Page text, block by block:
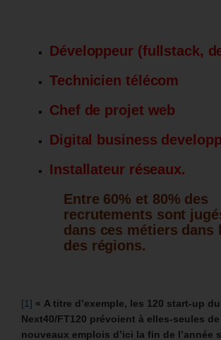
Développeur (fullstack,
Technicien télécom
Chef de projet web
Digital business
Installateur réseaux.
Entre 60% et 80% des
recrutements sont
dans ces métiers dans
des régions.
[1] « A titre d’exemple, les 120 start-up
Next40/FT120 prévoient à elles-seules de
nouveaux emplois d’ici la fin de l’année